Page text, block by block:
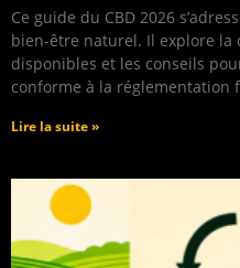
Ce guide du CBD 2026
bien-être naturel. Il explore la
disponibles et les conseils
conforme à la réglementation
Lire la suite »